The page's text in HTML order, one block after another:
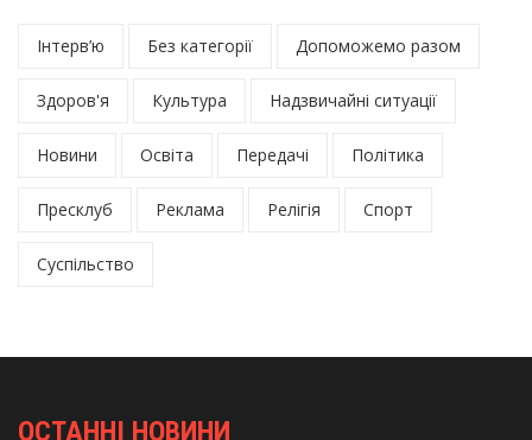
Інтерв’ю Без категорії Допоможемо разом
Здоров'я Культура Надзвичайні ситуації
Новини Освіта Передачі Політика
Пресклуб Реклама Релігія Спорт
Суспільство
ОСТАННІ НОВИНИ